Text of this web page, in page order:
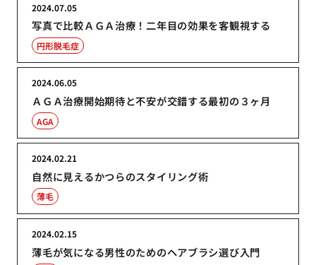
写真で比較ＡＧＡ治療！二年目の効果を客観視する
2024.07.05
円形脱毛症
ＡＧＡ治療開始期待と不安が交錯する最初の３ヶ月
2024.06.05
AGA
自然に見えるかつらのスタイリング術
2024.02.21
薄毛
薄毛が気になる男性のためのヘアブラシ選び入門
2024.02.15